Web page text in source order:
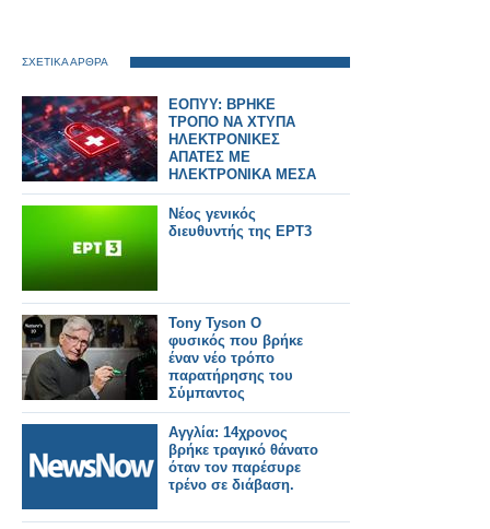
ΣΧΕΤΙΚΑ ΑΡΘΡΑ
ΕΟΠΥΥ: ΒΡΗΚΕ
ΤΡΟΠΟ ΝΑ ΧΤΥΠΑ
ΗΛΕΚΤΡΟΝΙΚΕΣ
ΑΠΑΤΕΣ ΜΕ
ΗΛΕΚΤΡΟΝΙΚΑ ΜΕΣΑ
ΚΑΙ ΜΕ ΧΡΗΣΗ ΑΙ
Νέος γενικός
διευθυντής της ΕΡΤ3
Tony Tyson Ο
φυσικός που βρήκε
έναν νέο τρόπο
παρατήρησης του
Σύμπαντος
Αγγλία: 14χρονος
βρήκε τραγικό θάνατο
όταν τον παρέσυρε
τρένο σε διάβαση.